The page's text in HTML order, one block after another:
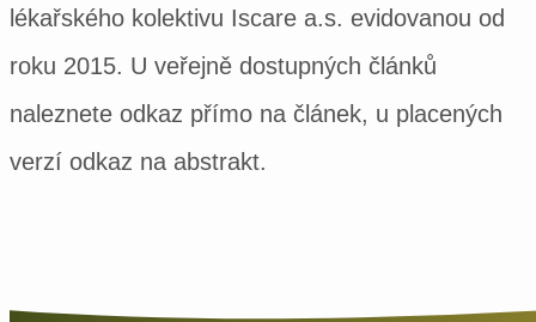
lékařského kolektivu Iscare a.s. evidovanou od
roku 2015. U veřejně dostupných článků
naleznete odkaz přímo na článek, u placených
verzí odkaz na abstrakt.